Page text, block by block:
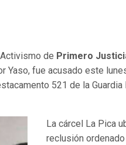
de Primero
Yaso, fue acusado este
521 de la
La cárcel La Pica
reclusión